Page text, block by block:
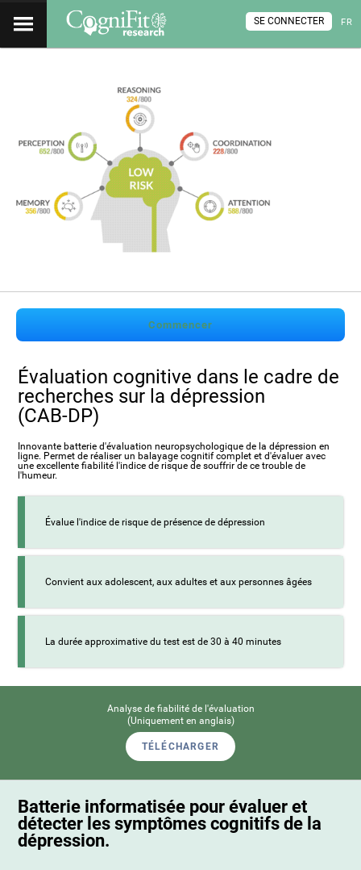
FR
SE CONNECTER
Commencer
Évaluation cognitive dans le cadre de
recherches sur la dépression
(CAB-DP)
Innovante batterie d'évaluation neuropsychologique de la dépression en
ligne. Permet de réaliser un balayage cognitif complet et d'évaluer avec
une excellente fiabilité l'indice de risque de souffrir de ce trouble de
l'humeur.
Évalue l'indice de risque de présence de dépression
Convient aux adolescent, aux adultes et aux personnes âgées
La durée approximative du test est de 30 à 40 minutes
Analyse de fiabilité de l'évaluation
(Uniquement en anglais)
TÉLÉCHARGER
Batterie informatisée pour évaluer et
détecter les symptômes cognitifs de la
dépression.